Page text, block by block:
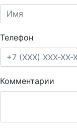
Телефон
Комментарии